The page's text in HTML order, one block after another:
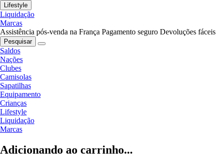
Lifestyle
Liquidação
Marcas
Assistência pós-venda na França Pagamento seguro Devoluções fáceis
Pesquisar
Saldos
Nações
Clubes
Camisolas
Sapatilhas
Equipamento
Crianças
Lifestyle
Liquidação
Marcas
Adicionando ao carrinho...